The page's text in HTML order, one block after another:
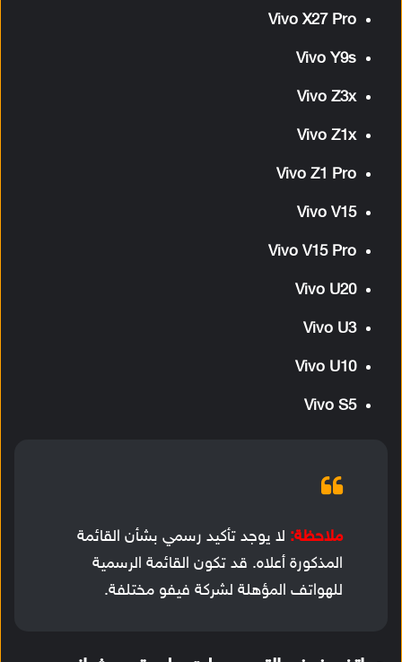
Vivo X27 Pro
Vivo Y9s
Vivo Z3x
Vivo Z1x
Vivo Z1 Pro
Vivo V15
Vivo V15 Pro
Vivo U20
Vivo U3
Vivo U10
Vivo S5
ملاحظة: لا يوجد تأكيد رسمي بشأن القائمة
المذكورة أعلاه. قد تكون القائمة الرسمية
للهواتف المؤهلة لشركة فيفو مختلفة.